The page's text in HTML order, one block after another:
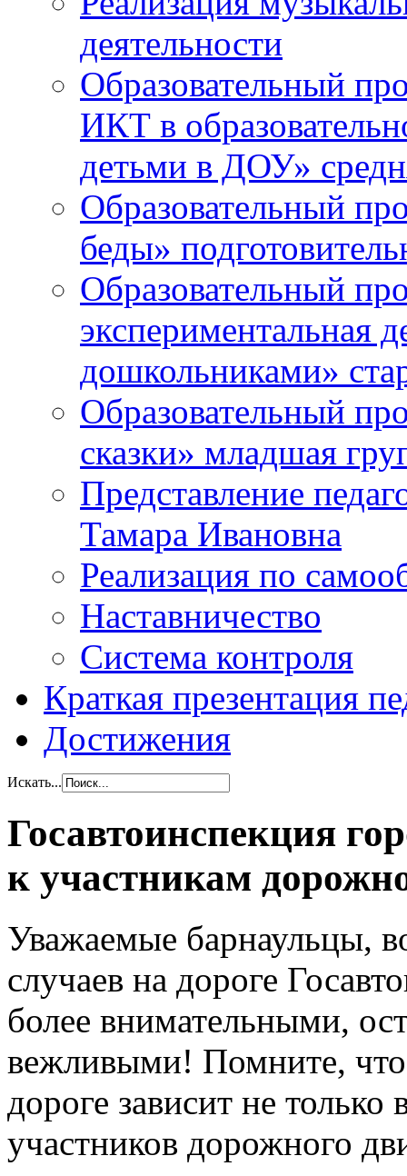
деятельности
Образовательный
ИКТ в
детьми в ДОУ»
Образовательный
беды»
Образовательный
экспериментальная
дошкольниками»
Образовательный
сказки» младшая
Представление
Тамара Ивановна
Реализация по
Наставничество
Система контроля
Краткая презентация
Достижения
Искать...
Госавтоинспекция
к участникам
Уважаемые барнаульцы,
случаев на дороге
более внимательными,
вежливыми! Помните, что
дороге зависит не
участников дорожного